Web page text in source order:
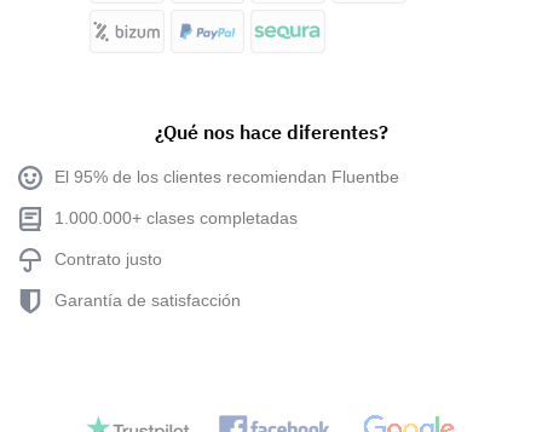
¿Qué nos hace diferentes?
El 95% de los clientes recomiendan Fluentbe
1.000.000+ clases completadas
Contrato justo
Garantía de satisfacción